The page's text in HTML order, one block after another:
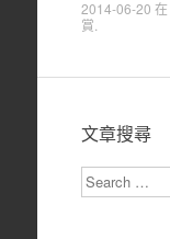
2014-06-20 在
賞
文章搜尋
Search